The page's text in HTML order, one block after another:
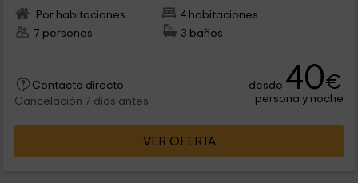
Por habitaciones
4 habitaciones
7 personas
3 baños
Contacto directo
Cancelación 7 días antes
desde 40€
persona y noche
VER OFERTA